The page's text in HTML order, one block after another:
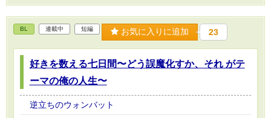
BL 連載中 短編 お気に入りに追加 23
好きを数える七日間〜どう誤魔化すか、それ がテ
ーマの俺の人生〜
逆立ちのウォンバット